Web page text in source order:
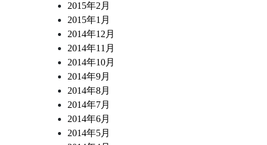
2015年2月
2015年1月
2014年12月
2014年11月
2014年10月
2014年9月
2014年8月
2014年7月
2014年6月
2014年5月